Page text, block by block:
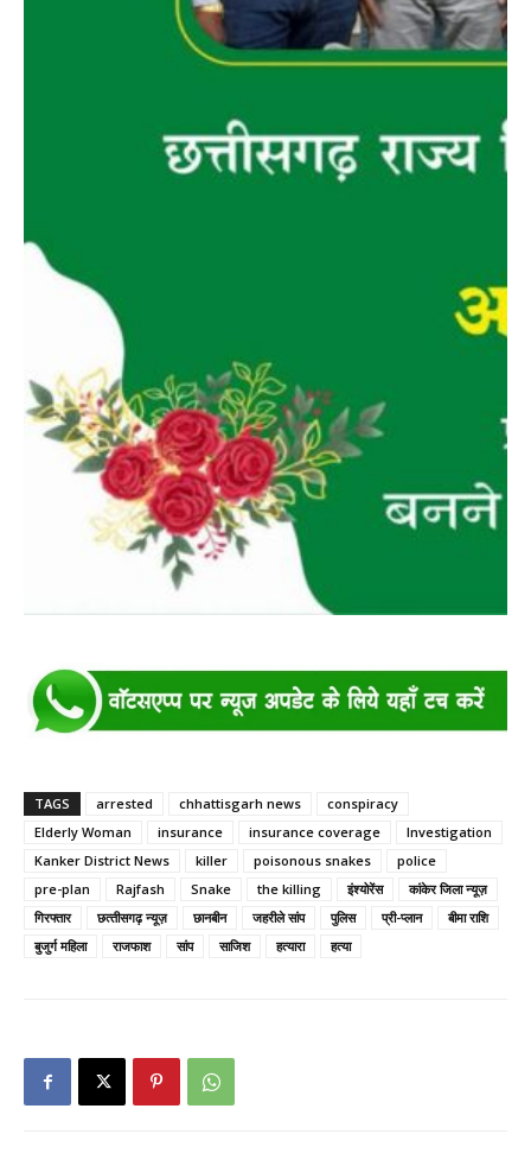
TAGS arrested chhattisgarh news
conspiracy
Elderly Woman
insurance insurance coverage
Investigation
Kanker District News
killer poisonous snakes
police
pre-plan
Rajfash Snake the killing इंश्‍योरेंस
कांकेर जिला न्यूज़
गिरफ्तार
छत्‍तीसगढ़ न्यूज़ छानबीन जहरीले सांप पुलिस प्री-प्‍लान
बीमा राशि
बुजुर्ग महिला
राजफाश सांप साजिश हत्यारा हत्‍या